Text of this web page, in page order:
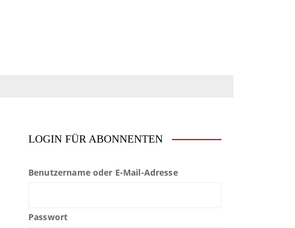
LOGIN FÜR ABONNENTEN
Benutzername oder E-Mail-Adresse
Passwort